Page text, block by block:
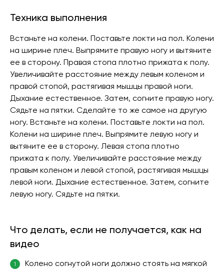
Техника выполнения
Встаньте на колени. Поставьте локти на пол. Колени
на ширине плеч. Выпрямите правую ногу и вытяните
ее в сторону. Правая стопа плотно прижата к полу.
Увеличивайте расстояние между левым коленом и
правой стопой, растягивая мышцы правой ноги.
Дыхание естественное. Затем, согните правую ногу.
Сядьте на пятки. Сделайте то же самое на другую
ногу. Встаньте на колени. Поставьте локти на пол.
Колени на ширине плеч. Выпрямите левую ногу и
вытяните ее в сторону. Левая стопа плотно
прижата к полу. Увеличивайте расстояние между
правым коленом и левой стопой, растягивая мышцы
левой ноги. Дыхание естественное. Затем, согните
левую ногу. Сядьте на пятки.
Что делать, если не получается, как на
видео
1
Колено согнутой ноги должно стоять на мягкой